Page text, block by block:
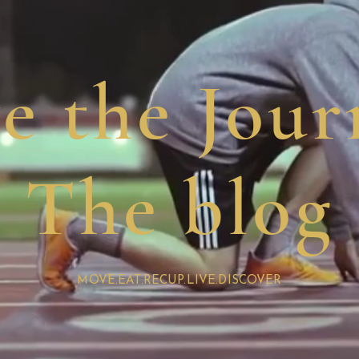
the
The blog
MOVE.EAT.RECUP.LIVE.DISCOVER